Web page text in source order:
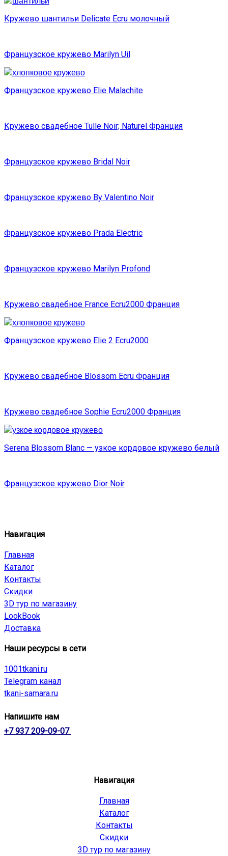
Кружево шантильи Delicate Ecru молочный
Французское кружево Marilyn Uil
Французское кружево Elie Malachite
Кружево свадебное Tulle Noir; Naturel Франция
Французское кружево Bridal Noir
Французское кружево By Valentino Noir
Французское кружево Prada Electric
Французское кружево Marilyn Profond
Кружево свадебное France Ecru2000 Франция
Французское кружево Elie 2 Ecru2000
Кружево свадебное Blossom Ecru Франция
Кружево свадебное Sophie Ecru2000 Франция
Serena Blossom Blanc — узкое кордовое кружево белый
Французское кружево Dior Noir
Навигация
Главная
Каталог
Контакты
Скидки
3D тур по магазину
LookBook
Доставка
Наши ресурсы в сети
1001tkani.ru
Telegram канал
tkani-samara.ru
Напишите нам
+7 937 209-09-07
Навигация
Главная
Каталог
Контакты
Скидки
3D тур по магазину